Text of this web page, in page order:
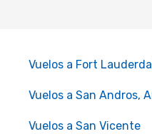
Vuelos a Fort
Vuelos a San Andros,
Vuelos a San Vicente